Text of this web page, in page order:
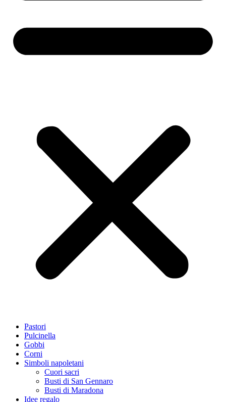
Pastori
Pulcinella
Gobbi
Corni
Simboli napoletani
Cuori sacri
Busti di San Gennaro
Busti di Maradona
Idee regalo